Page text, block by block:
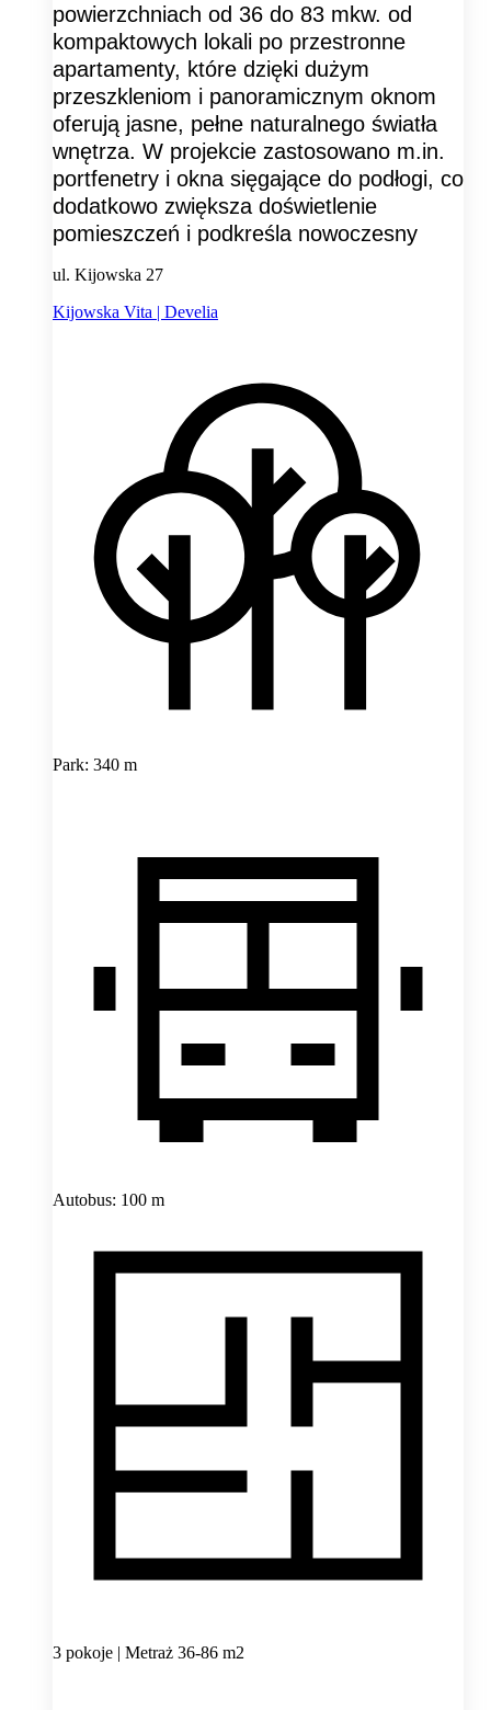
powierzchniach od 36 do 83 mkw. od
kompaktowych lokali po przestronne
apartamenty, które dzięki dużym
przeszkleniom i panoramicznym oknom
oferują jasne, pełne naturalnego światła
wnętrza. W projekcie zastosowano m.in.
portfenetry i okna sięgające do podłogi, co
dodatkowo zwiększa doświetlenie
pomieszczeń i podkreśla nowoczesny
ul. Kijowska 27
Kijowska Vita | Develia
Park: 340 m
Autobus: 100 m
3 pokoje | Metraż 36-86 m2